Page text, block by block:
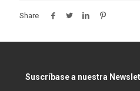
Share
Suscríbase a nuestra